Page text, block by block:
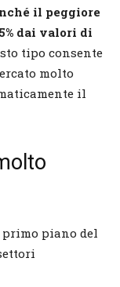
il peggiore
dai valori di
tipo consente
molto
il
piano del